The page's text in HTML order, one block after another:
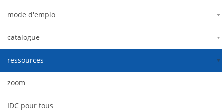
mode d'emploi
catalogue
ressources
zoom
IDC pour tous